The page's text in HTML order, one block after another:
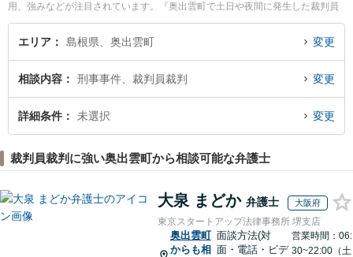
用、強みなどが注目されています。『奥出雲町で土日や夜間に発生した裁判員
裁判のトラブルを今すぐに弁護士に相談したい』『裁判員裁判のトラブル解決
の実績豊富な近くの弁護士を検索したい』『初回相談無料で裁判員裁判を法律
エリア 島根県、奥出雲町 変更
相談内容 刑事事件、裁判員裁判 変更
詳細条件 未選択 変更
裁判員裁判に強い奥出雲町から相談可能な弁護士
大泉 まどか 弁護士 大阪府
東京スタートアップ法律事務所 堺支店
奥出雲町
からも相
面談方法(対
面・電話・ビデ
営業時間：06:
30~22:00（土